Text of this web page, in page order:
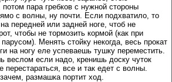
пара гребков с нужной стороны
с волны, ну почти. Если подхватило, то
передней или задней ноге, чтоб не
чтобы не тормозить кормой (как при
Менять стойку некогда, весь прокат
на ногу еле успеваешь тушку переместить.
веслом если надо, кренишь доску чуток
перестараться, все и так едет с волны.
размашка портит ход.